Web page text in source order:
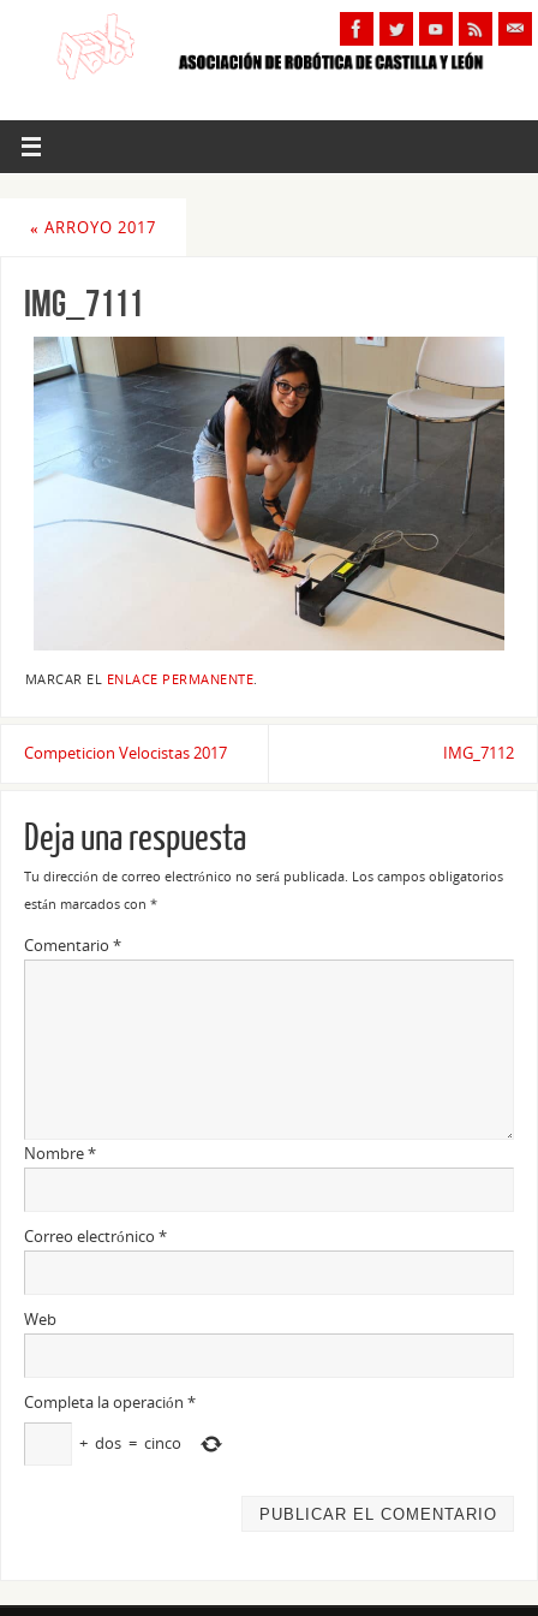
« ARROYO 2017
IMG_7111
MARCAR EL ENLACE PERMANENTE.
Competicion Velocistas 2017 IMG_7112
Deja una respuesta
Tu dirección de correo electrónico no será publicada. Los campos obligatorios
están marcados con *
Comentario *
Nombre*
Correo electrónico *
Web
Completa la operación *
+ dos = cinco